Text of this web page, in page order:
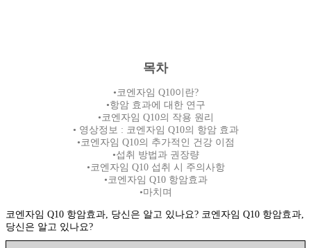
목차
•코엔자임 Q10이란?
•항암 효과에 대한 연구
•코엔자임 Q10의 작용 원리
• 영상정보 : 코엔자임 Q10의 항암 효과
•코엔자임 Q10의 추가적인 건강 이점
•섭취 방법과 권장량
•코엔자임 Q10 섭취 시 주의사항
•코엔자임 Q10 항암효과
•마치며
코엔자임 Q10 항암효과, 당신은 알고 있나요? 코엔자임 Q10 항암효과,
당신은 알고 있나요?